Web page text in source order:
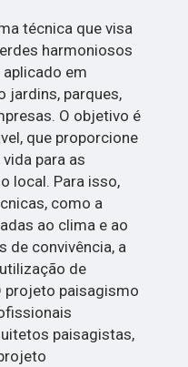
técnica que visa
harmoniosos
em
jardins, parques,
O objetivo é
que proporcione
para as
local. Para isso,
como a
ao clima e ao
de convivência, a
de
projeto paisagismo
paisagistas,